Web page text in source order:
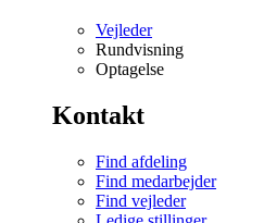
Vejleder
Rundvisning
Optagelse
Kontakt
Find afdeling
Find medarbejder
Find vejleder